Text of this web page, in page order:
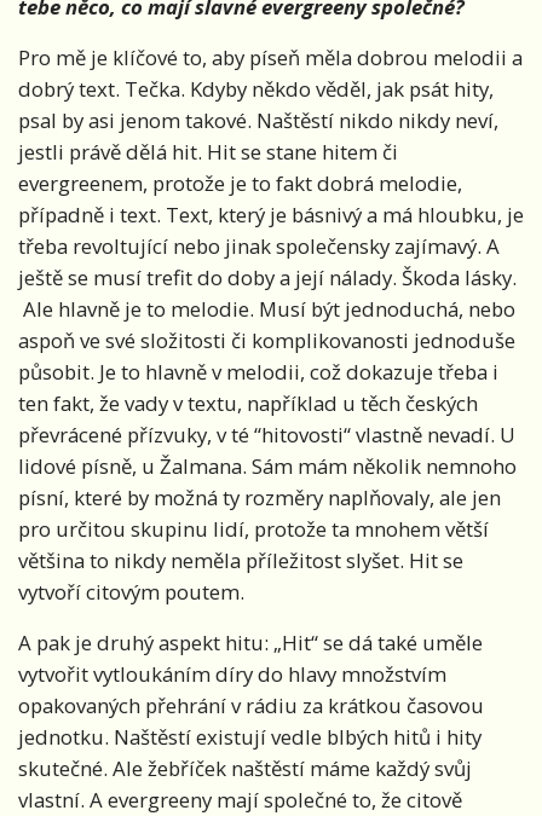
tebe něco, co mají slavné evergreeny společné?
Pro mě je klíčové to, aby píseň měla dobrou melodii a
dobrý text. Tečka. Kdyby někdo věděl, jak psát hity,
psal by asi jenom takové. Naštěstí nikdo nikdy neví,
jestli právě dělá hit. Hit se stane hitem či
evergreenem, protože je to fakt dobrá melodie,
případně i text. Text, který je básnivý a má hloubku, je
třeba revoltující nebo jinak společensky zajímavý. A
ještě se musí trefit do doby a její nálady. Škoda lásky.
Ale hlavně je to melodie. Musí být jednoduchá, nebo
aspoň ve své složitosti či komplikovanosti jednoduše
působit. Je to hlavně v melodii, což dokazuje třeba i
ten fakt, že vady v textu, například u těch českých
převrácené přízvuky, v té “hitovosti“ vlastně nevadí. U
lidové písně, u Žalmana. Sám mám několik nemnoho
písní, které by možná ty rozměry naplňovaly, ale jen
pro určitou skupinu lidí, protože ta mnohem větší
většina to nikdy neměla příležitost slyšet. Hit se
vytvoří citovým poutem.
A pak je druhý aspekt hitu: „Hit“ se dá také uměle
vytvořit vytloukáním díry do hlavy množstvím
opakovaných přehrání v rádiu za krátkou časovou
jednotku. Naštěstí existují vedle blbých hitů i hity
skutečné. Ale žebříček naštěstí máme každý svůj
vlastní. A evergreeny mají společné to, že citově